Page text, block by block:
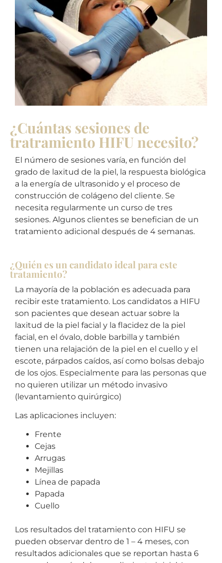
¿Cuántas sesiones de
tratramiento HIFU necesito?
El número de sesiones varía, en función del
grado de laxitud de la piel, la respuesta biológica
a la energía de ultrasonido y el proceso de
construcción de colágeno del cliente. Se
necesita regularmente un curso de tres
sesiones. Algunos clientes se benefician de un
tratamiento adicional después de 4 semanas.
¿Quién es un candidato ideal para este
tratamiento?
La mayoría de la población es adecuada para
recibir este tratamiento. Los candidatos a HIFU
son pacientes que desean actuar sobre la
laxitud de la piel facial y la flacidez de la piel
facial, en el óvalo, doble barbilla y también
tienen una relajación de la piel en el cuello y el
escote, párpados caídos, así como bolsas debajo
de los ojos. Especialmente para las personas que
no quieren utilizar un método invasivo
(levantamiento quirúrgico)
Las aplicaciones incluyen:
Frente
Cejas
Arrugas
Mejillas
Línea de papada
Papada
Cuello
Los resultados del tratamiento con HIFU se
pueden observar dentro de 1 – 4 meses, con
resultados adicionales que se reportan hasta 6